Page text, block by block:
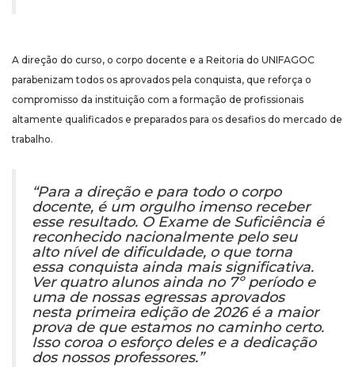
A direção do curso, o corpo docente e a Reitoria do UNIFAGOC
parabenizam todos os aprovados pela conquista, que reforça o
compromisso da instituição com a formação de profissionais
altamente qualificados e preparados para os desafios do mercado de
trabalho.
“Para a direção e para todo o corpo
docente, é um orgulho imenso receber
esse resultado. O Exame de Suficiência é
reconhecido nacionalmente pelo seu
alto nível de dificuldade, o que torna
essa conquista ainda mais significativa.
Ver quatro alunos ainda no 7º período e
uma de nossas egressas aprovados
nesta primeira edição de 2026 é a maior
prova de que estamos no caminho certo.
Isso coroa o esforço deles e a dedicação
dos nossos professores.”